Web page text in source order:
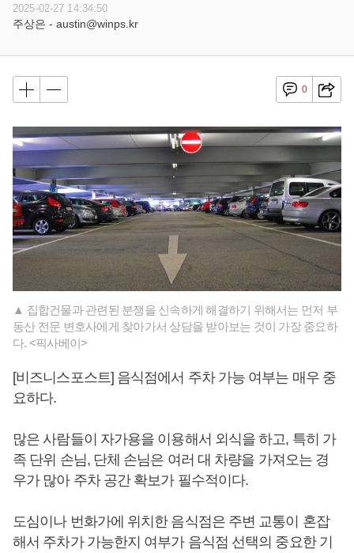
2025-02-27 14:34:50
주상은 - austin@winps.kr
0
▲ 집합건물과 관련된 분쟁을 신속하게 해결하기 위해서는 먼저 부
동산 전문 변호사에게 찾아가서 상담을 받아보는 것이 가장 중요하
다. <픽사베이>
[비즈니스포스트] 음식점에서 주차 가능 여부는 매우 중
요하다.
많은 사람들이 자가용을 이용해서 외식을 하고, 특히 가
족 단위 손님, 단체 손님은 여러 대 차량을 가져오는 경
우가 많아 주차 공간 확보가 필수적이다.
도심이나 번화가에 위치한 음식점은 주변 교통이 혼잡
해서 주차가 가능한지 여부가 음식점 선택의 중요한 기